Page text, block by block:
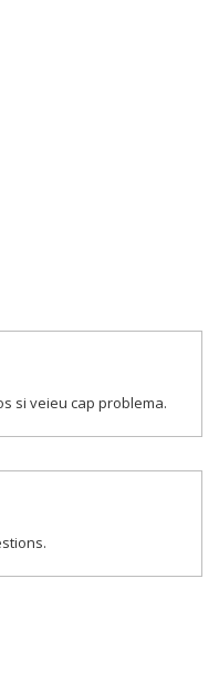
si veieu cap problema.